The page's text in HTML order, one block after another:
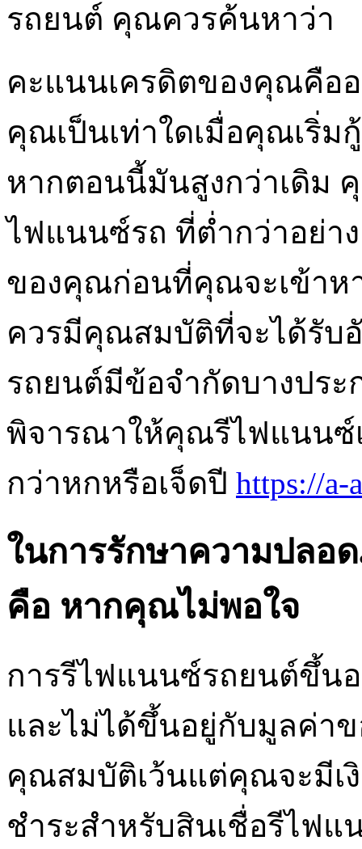
รถยนต์ คุณควรค้นหาว่า
คะแนนเครดิตของคุณคือ
คุณเป็นเท่าใดเมื่อคุณเริ่
หากตอนนี้มันสูงกว่าเดิม
ไฟแนนซ์รถ ที่ต่ำกว่าอย่า
ของคุณก่อนที่คุณจะเข้าห
ควรมีคุณสมบัติที่จะได้รับ
รถยนต์มีข้อจำกัดบางปร
พิจารณาให้คุณรีไฟแนนซ์
กว่าหกหรือเจ็ดปี https://a-
ในการรักษาความปลอ
คือ หากคุณไม่พอใจ
การรีไฟแนนซ์รถยนต์ขึ้น
และไม่ได้ขึ้นอยู่กับมูลค่า
คุณสมบัติเว้นแต่คุณจะมีเงิ
ชำระสำหรับสินเชื่อรีไฟ